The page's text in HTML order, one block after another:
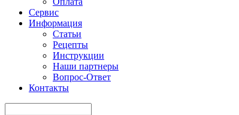
Сервис
Информация
Статьи
Рецепты
Инструкции
Наши партнеры
Вопрос-Ответ
Контакты